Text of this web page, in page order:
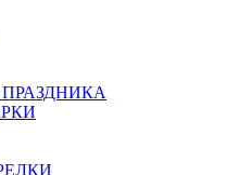
ПРАЗДНИКА